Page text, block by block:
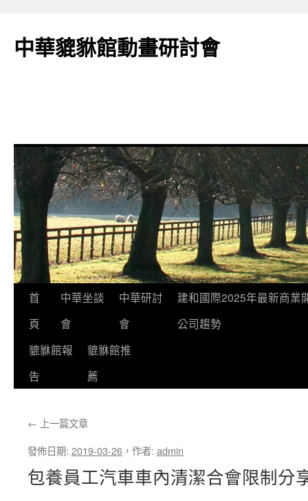
主
中華貔貅館動畫研討會
首
頁
中華坐談
會
中華研討
會
建和國際2025年最新商業
公司趨勢
貔貅館報
告
貔貅館推
薦
← 上一篇文章
發佈日期: 2019-03-26 ， 作者: admin
包養員工汽車車內清潔合會限制分